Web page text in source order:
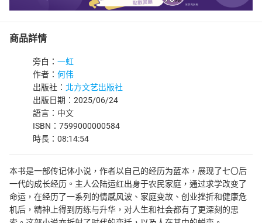
商品詳情
旁白： 一虹
作者： 何伟
出版社： 北方文艺出版社
出版日期：2025/06/24
語言：中文
ISBN：7599000000584
時長：08:14:54
本书是一部传记体小说，作者以自己的经历为蓝本，展现了七〇后
一代的成长经历。主人公陆运红出身于农民家庭，通过求学改变了
命运，在经历了一系列的情感风波、家庭变故、创业挫折和健康危
机后，精神上得到历练与升华，对人生和社会都有了更深刻的思